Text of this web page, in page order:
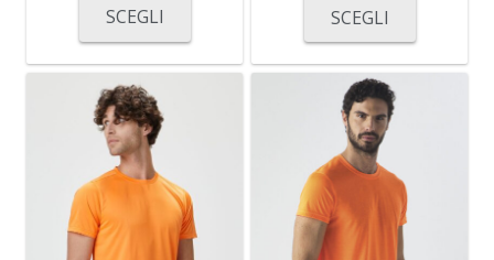
SCEGLI
SCEGLI